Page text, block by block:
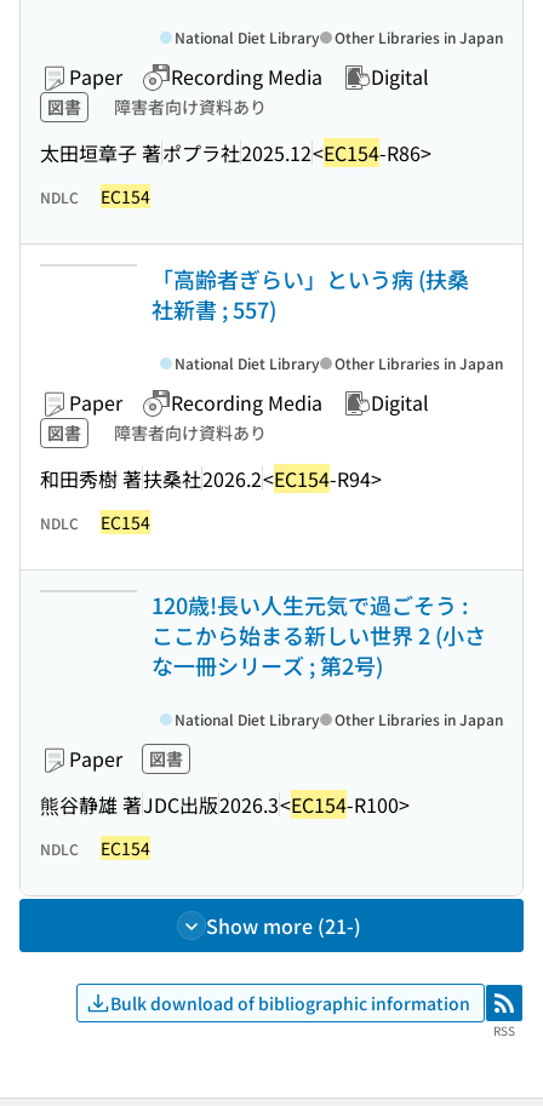
Paper Recording Media Digital
図書 障害者向け資料あり
太田垣章子 著ポプラ社2025.12<EC154-R86>
National Diet Library Other Libraries in Japan
NDLC EC154
「高齢者ぎらい」という病 (扶桑
社新書 ; 557)
Paper Recording Media Digital
図書 障害者向け資料あり
和田秀樹 著扶桑社2026.2<EC154-R94>
National Diet Library Other Libraries in Japan
NDLC EC154
120歳!長い人生元気で過ごそう :
ここから始まる新しい世界 2 (小さ
な一冊シリーズ ; 第2号)
Paper 図書
熊谷静雄 著JDC出版2026.3<EC154-R100>
National Diet Library Other Libraries in Japan
NDLC EC154
Show more (21-)
Bulk download of bibliographic information RSS
RSS